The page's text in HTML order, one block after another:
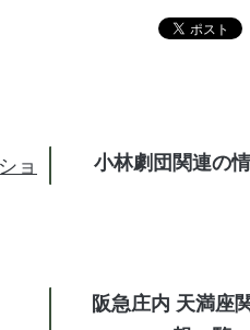
ョ
小林劇団関連の
阪急庄内 天満座